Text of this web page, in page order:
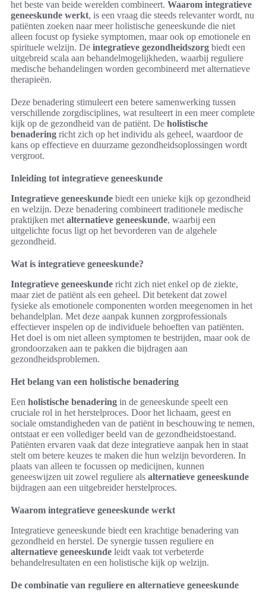
het beste van beide werelden combineert. Waarom integratieve
geneeskunde werkt, is een vraag die steeds relevanter wordt, nu
patiënten zoeken naar meer holistische geneeskunde die niet
alleen focust op fysieke symptomen, maar ook op emotionele en
spirituele welzijn. De integratieve gezondheidszorg biedt een
uitgebreid scala aan behandelmogelijkheden, waarbij reguliere
medische behandelingen worden gecombineerd met alternatieve
therapieën.
Deze benadering stimuleert een betere samenwerking tussen
verschillende zorgdisciplines, wat resulteert in een meer complete
kijk op de gezondheid van de patiënt. De holistische
benadering richt zich op het individu als geheel, waardoor de
kans op effectieve en duurzame gezondheidsoplossingen wordt
vergroot.
Inleiding tot integratieve geneeskunde
Integratieve geneeskunde biedt een unieke kijk op gezondheid
en welzijn. Deze benadering combineert traditionele medische
praktijken met alternatieve geneeskunde, waarbij een
uitgelichte focus ligt op het bevorderen van de algehele
gezondheid.
Wat is integratieve geneeskunde?
Integratieve geneeskunde richt zich niet enkel op de ziekte,
maar ziet de patiënt als een geheel. Dit betekent dat zowel
fysieke als emotionele componenten worden meegenomen in het
behandelplan. Met deze aanpak kunnen zorgprofessionals
effectiever inspelen op de individuele behoeften van patiënten.
Het doel is om niet alleen symptomen te bestrijden, maar ook de
grondoorzaken aan te pakken die bijdragen aan
gezondheidsproblemen.
Het belang van een holistische benadering
Een holistische benadering in de geneeskunde speelt een
cruciale rol in het herstelproces. Door het lichaam, geest en
sociale omstandigheden van de patiënt in beschouwing te nemen,
ontstaat er een vollediger beeld van de gezondheidstoestand.
Patiënten ervaren vaak dat deze integratieve aanpak hen in staat
stelt om betere keuzes te maken die hun welzijn bevorderen. In
plaats van alleen te focussen op medicijnen, kunnen
geneeswijzen uit zowel reguliere als alternatieve geneeskunde
bijdragen aan een uitgebreider herstelproces.
Waarom integratieve geneeskunde werkt
Integratieve geneeskunde biedt een krachtige benadering van
gezondheid en herstel. De synergie tussen reguliere en
alternatieve geneeskunde leidt vaak tot verbeterde
behandelresultaten en een holistische kijk op welzijn.
De combinatie van reguliere en alternatieve geneeskunde